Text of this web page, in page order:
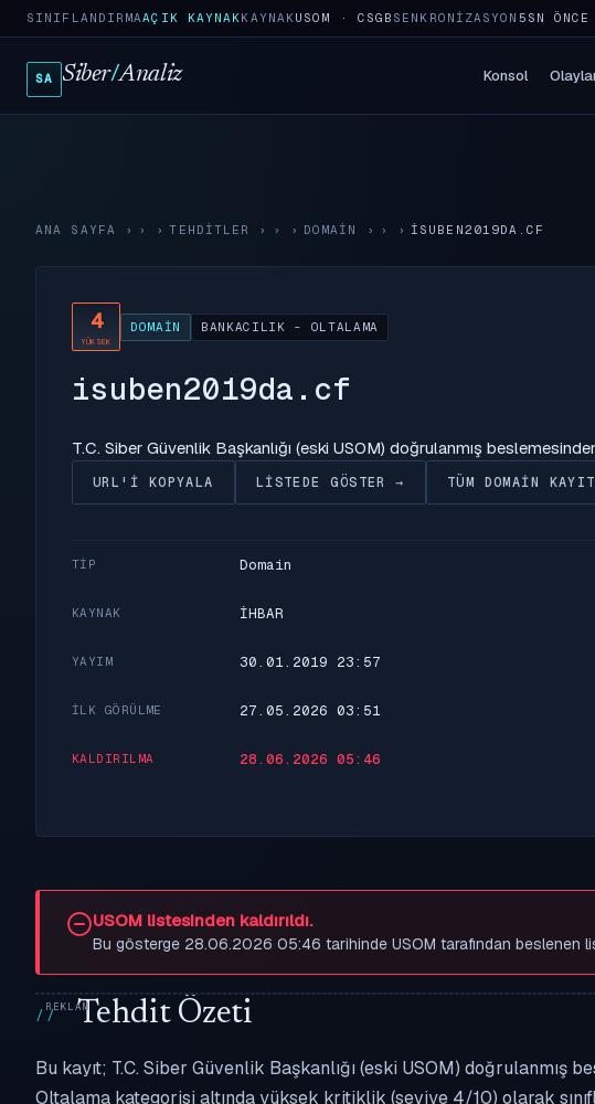
SINIFLANDIRMAAÇIK KAYNAKKAYNAKUSOM · CSGB SENKRONIZASYON 5SN ÖNCE
SA Siber/Analiz Konsol
ANA SAYFA › TEHDITLER › DOMAIN › ISUBEN2019DA.CF
4
YÜKSEK
DOMAIN BANKACILIK - OLTALAMA
isuben2019da.cf
T.C. Siber Güvenlik Başkanlığı (eski USOM) doğrulanmış
URL'I KOPYALA LISTEDE GÖSTER → TÜM DOMAIN
TIP Domain
KAYNAK İHBAR
YAYIM 30.01.2019 23:57
İLK GÖRÜLME 27.05.2026 03:51
KALDIRILMA 28.06.2026 05:46
USOM listesinden kaldırıldı.
Bu gösterge 28.06.2026 05:46 tarihinde USOM tarafından beslenen
Tehdit Özeti
Bu kayıt; T.C. Siber Güvenlik Başkanlığı (eski USOM) doğrulanmış
Oltalama kategorisi altında yüksek kritiklik (seviye 4/10) olarak